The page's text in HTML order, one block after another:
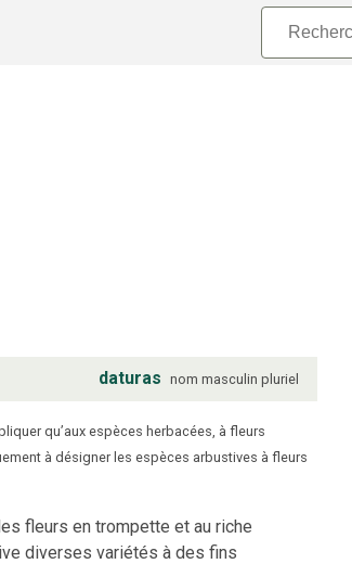
daturas nom masculin pluriel
qu’aux espèces herbacées, à fleurs
à désigner les espèces arbustives à fleurs
fleurs en trompette et au riche
diverses variétés à des fins